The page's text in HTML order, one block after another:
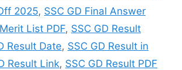
2025, SSC GD Final Answer
List PDF, SSC GD Result
Result Date, SSC GD Result in
Result Link, SSC GD Result PDF